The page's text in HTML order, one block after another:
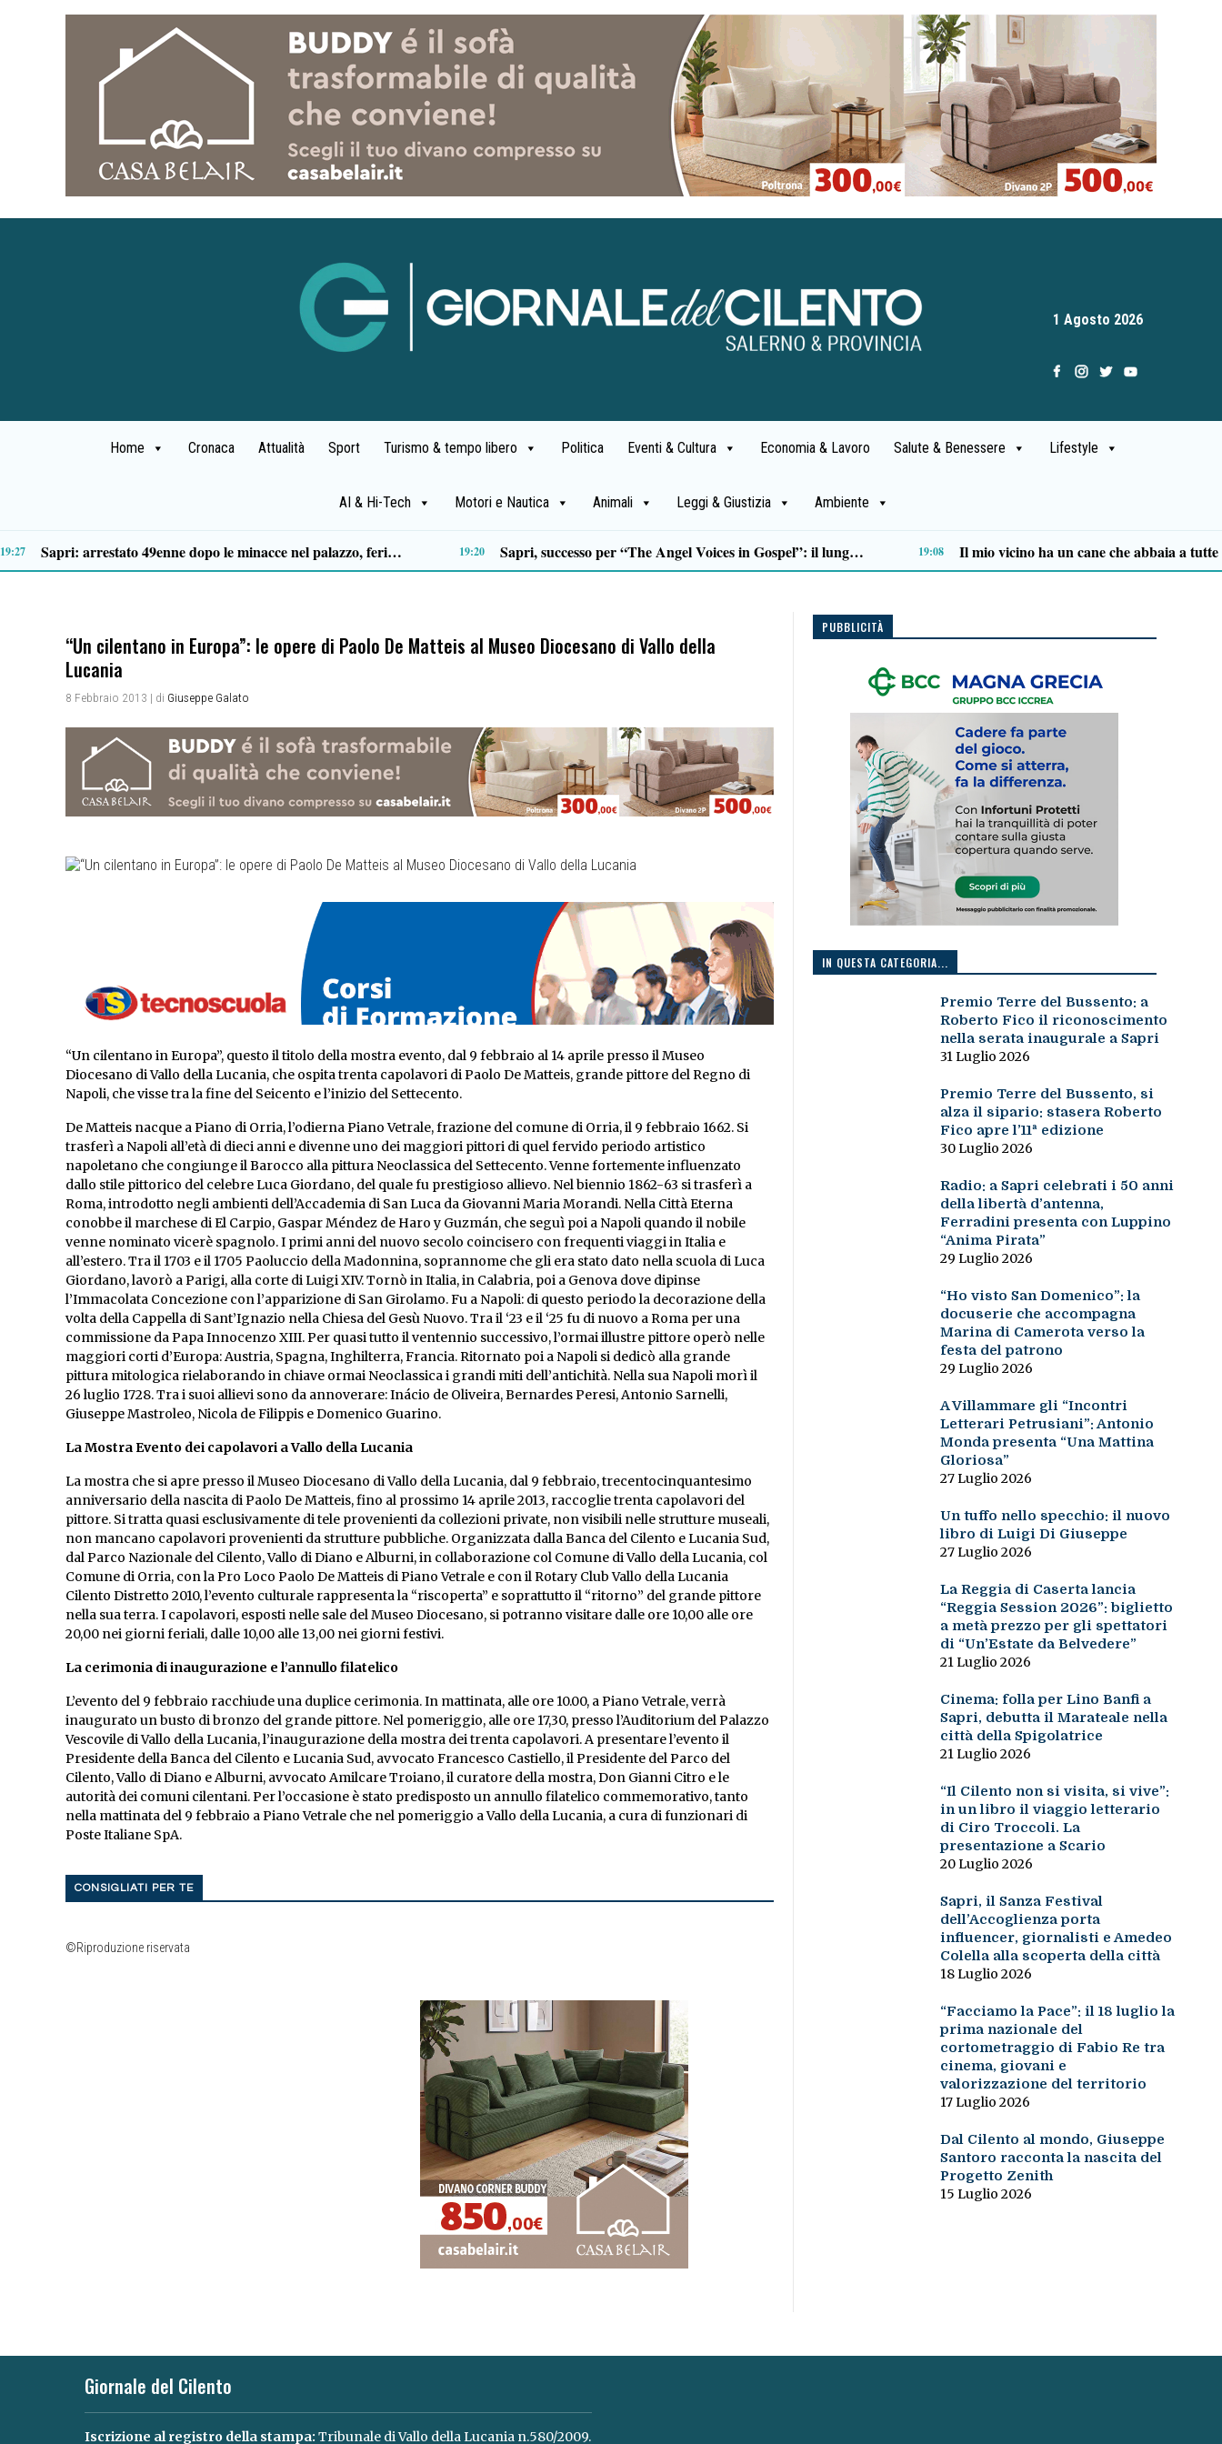
1 Agosto 2026
Home Cronaca Attualità Sport Turismo & tempo libero Politica Eventi & Cultura Economia & Lavoro Salute & Benessere Lifestyle
AI & Hi-Tech Motori e Nautica Animali Leggi & Giustizia Ambiente
Tragico incidente sulla Cilentana: muore motociclista di 37 anni 13:20 Sette italiani su dieci preferiscono le destinazioni nazionali per le vacanze di agosto 12:59 “Come vele al vento” di Angela Veneroso chiude con successo la rassegna letteraria a Pisciotta 12:37
“Un cilentano in Europa”: le opere di Paolo De Matteis al Museo Diocesano di Vallo della
Lucania
8 Febbraio 2013 | di Giuseppe Galato
“Un cilentano in Europa”, questo il titolo della mostra evento, dal 9 febbraio al 14 aprile presso il Museo
Diocesano di Vallo della Lucania, che ospita trenta capolavori di Paolo De Matteis, grande pittore del Regno di
Napoli, che visse tra la fine del Seicento e l’inizio del Settecento.
De Matteis nacque a Piano di Orria, l’odierna Piano Vetrale, frazione del comune di Orria, il 9 febbraio 1662. Si
trasferì a Napoli all’età di dieci anni e divenne uno dei maggiori pittori di quel fervido periodo artistico
napoletano che congiunge il Barocco alla pittura Neoclassica del Settecento. Venne fortemente influenzato
dallo stile pittorico del celebre Luca Giordano, del quale fu prestigioso allievo. Nel biennio 1862-63 si trasferì a
Roma, introdotto negli ambienti dell’Accademia di San Luca da Giovanni Maria Morandi. Nella Città Eterna
conobbe il marchese di El Carpio, Gaspar Méndez de Haro y Guzmán, che seguì poi a Napoli quando il nobile
venne nominato vicerè spagnolo. I primi anni del nuovo secolo coincisero con frequenti viaggi in Italia e
all’estero. Tra il 1703 e il 1705 Paoluccio della Madonnina, soprannome che gli era stato dato nella scuola di Luca
Giordano, lavorò a Parigi, alla corte di Luigi XIV. Tornò in Italia, in Calabria, poi a Genova dove dipinse
l’Immacolata Concezione con l’apparizione di San Girolamo. Fu a Napoli: di questo periodo la decorazione della
volta della Cappella di Sant’Ignazio nella Chiesa del Gesù Nuovo. Tra il ‘23 e il ‘25 fu di nuovo a Roma per una
commissione da Papa Innocenzo XIII. Per quasi tutto il ventennio successivo, l’ormai illustre pittore operò nelle
maggiori corti d’Europa: Austria, Spagna, Inghilterra, Francia. Ritornato poi a Napoli si dedicò alla grande
pittura mitologica rielaborando in chiave ormai Neoclassica i grandi miti dell’antichità. Nella sua Napoli morì il
26 luglio 1728. Tra i suoi allievi sono da annoverare: Inácio de Oliveira, Bernardes Peresi, Antonio Sarnelli,
Giuseppe Mastroleo, Nicola de Filippis e Domenico Guarino.
La Mostra Evento dei capolavori a Vallo della Lucania
La mostra che si apre presso il Museo Diocesano di Vallo della Lucania, dal 9 febbraio, trecentocinquantesimo
anniversario della nascita di Paolo De Matteis, fino al prossimo 14 aprile 2013, raccoglie trenta capolavori del
pittore. Si tratta quasi esclusivamente di tele provenienti da collezioni private, non visibili nelle strutture museali,
non mancano capolavori provenienti da strutture pubbliche. Organizzata dalla Banca del Cilento e Lucania Sud,
dal Parco Nazionale del Cilento, Vallo di Diano e Alburni, in collaborazione col Comune di Vallo della Lucania, col
Comune di Orria, con la Pro Loco Paolo De Matteis di Piano Vetrale e con il Rotary Club Vallo della Lucania
Cilento Distretto 2010, l’evento culturale rappresenta la “riscoperta” e soprattutto il “ritorno” del grande pittore
nella sua terra. I capolavori, esposti nelle sale del Museo Diocesano, si potranno visitare dalle ore 10,00 alle ore
20,00 nei giorni feriali, dalle 10,00 alle 13,00 nei giorni festivi.
La cerimonia di inaugurazione e l’annullo filatelico
L’evento del 9 febbraio racchiude una duplice cerimonia. In mattinata, alle ore 10.00, a Piano Vetrale, verrà
inaugurato un busto di bronzo del grande pittore. Nel pomeriggio, alle ore 17,30, presso l’Auditorium del Palazzo
Vescovile di Vallo della Lucania, l’inaugurazione della mostra dei trenta capolavori. A presentare l’evento il
Presidente della Banca del Cilento e Lucania Sud, avvocato Francesco Castiello, il Presidente del Parco del
Cilento, Vallo di Diano e Alburni, avvocato Amilcare Troiano, il curatore della mostra, Don Gianni Citro e le
autorità dei comuni cilentani. Per l’occasione è stato predisposto un annullo filatelico commemorativo, tanto
nella mattinata del 9 febbraio a Piano Vetrale che nel pomeriggio a Vallo della Lucania, a cura di funzionari di
Poste Italiane SpA.
CONSIGLIATI PER TE
©Riproduzione riservata
PUBBLICITÀ
IN QUESTA CATEGORIA...
Premio Terre del Bussento: a
Roberto Fico il riconoscimento
nella serata inaugurale a Sapri
31 Luglio 2026
Premio Terre del Bussento, si
alza il sipario: stasera Roberto
Fico apre l’11ª edizione
30 Luglio 2026
Radio: a Sapri celebrati i 50 anni
della libertà d’antenna,
Ferradini presenta con Luppino
“Anima Pirata”
29 Luglio 2026
“Ho visto San Domenico”: la
docuserie che accompagna
Marina di Camerota verso la
festa del patrono
29 Luglio 2026
A Villammare gli “Incontri
Letterari Petrusiani”: Antonio
Monda presenta “Una Mattina
Gloriosa”
27 Luglio 2026
Un tuffo nello specchio: il nuovo
libro di Luigi Di Giuseppe
27 Luglio 2026
La Reggia di Caserta lancia
“Reggia Session 2026”: biglietto
a metà prezzo per gli spettatori
di “Un’Estate da Belvedere”
21 Luglio 2026
Cinema: folla per Lino Banfi a
Sapri, debutta il Marateale nella
città della Spigolatrice
21 Luglio 2026
“Il Cilento non si visita, si vive”:
in un libro il viaggio letterario
di Ciro Troccoli. La
presentazione a Scario
20 Luglio 2026
Sapri, il Sanza Festival
dell’Accoglienza porta
influencer, giornalisti e Amedeo
Colella alla scoperta della città
18 Luglio 2026
“Facciamo la Pace”: il 18 luglio la
prima nazionale del
cortometraggio di Fabio Re tra
cinema, giovani e
valorizzazione del territorio
17 Luglio 2026
Dal Cilento al mondo, Giuseppe
Santoro racconta la nascita del
Progetto Zenith
15 Luglio 2026
Giornale del Cilento
Iscrizione al registro della stampa: Tribunale di Vallo della Lucania n.580/2009.